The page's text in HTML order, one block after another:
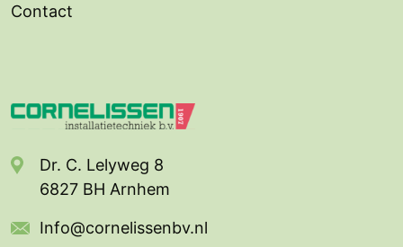
Contact
Dr. C. Lelyweg 8
6827 BH Arnhem
Info@cornelissenbv.nl